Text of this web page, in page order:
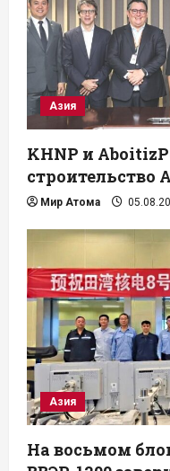
Азия
KHNP и
Мир Атома
Азия
На восьмом